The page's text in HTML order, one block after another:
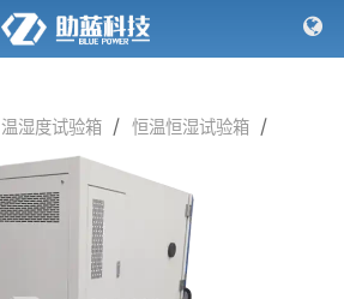
温湿度试验箱 / 恒温恒湿试验箱 /